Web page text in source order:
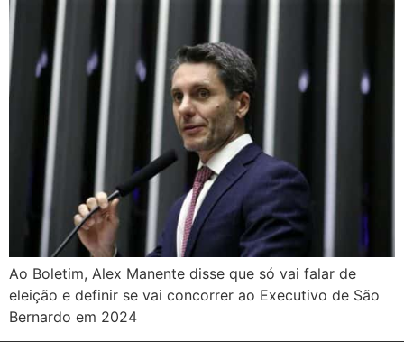
Ao Boletim, Alex Manente disse que só vai falar de
eleição e definir se vai concorrer ao Executivo de São
Bernardo em 2024